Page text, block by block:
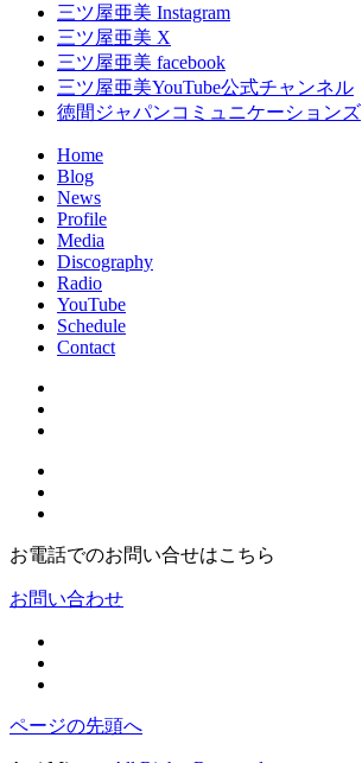
三ツ屋亜美 Instagram
三ツ屋亜美 X
三ツ屋亜美 facebook
三ツ屋亜美YouTube公式チャンネル
徳間ジャパンコミュニケーションズ
Home
Blog
News
Profile
Media
Discography
Radio
YouTube
Schedule
Contact
お電話でのお問い合せはこちら
お問い合わせ
ページの先頭へ